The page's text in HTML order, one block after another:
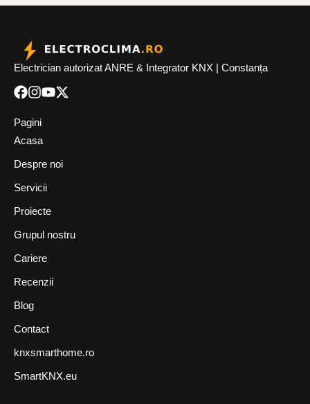
Electrician autorizat ANRE & Integrator KNX | Constanța
Pagini
Acasa
Despre noi
Servicii
Proiecte
Grupul nostru
Cariere
Recenzii
Blog
Contact
knxsmarthome.ro
SmartKNX.eu